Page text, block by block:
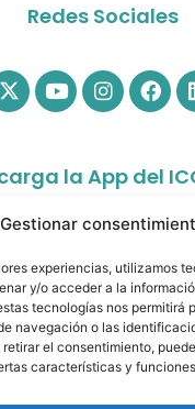
Gestionar
experiencias, utilizamos
y/o acceder a la
tecnologías nos permitirá
navegación o las
el consentimiento,
características y
Redes Sociales
la App del
app.colfisiocv.com